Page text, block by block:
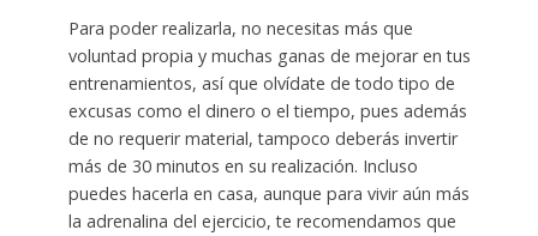
Para poder realizarla, no necesitas más que
voluntad propia y muchas ganas de mejorar en tus
entrenamientos, así que olvídate de todo tipo de
excusas como el dinero o el tiempo, pues además
de no requerir material, tampoco deberás invertir
más de 30 minutos en su realización. Incluso
puedes hacerla en casa, aunque para vivir aún más
la adrenalina del ejercicio, te recomendamos que